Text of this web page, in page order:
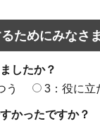
ためにみなさ
したか？
う 3：役に立
かったですか？